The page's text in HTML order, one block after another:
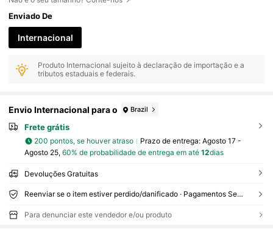
Enviado De
Internacional
Produto Internacional sujeito à declaração de importação e a
tributos estaduais e federais.
Envio Internacional para o Brazil
Frete grátis
200 pontos, se houver atraso Prazo de entrega: Agosto 17 -
Agosto 25, 60% de probabilidade de entrega em até 12dias
Devoluções Gratuitas
Reenviar se o item estiver perdido/danificado · Pagamentos Seguros · Proteção de privacidade
Para denunciar este vendedor e/ou produto